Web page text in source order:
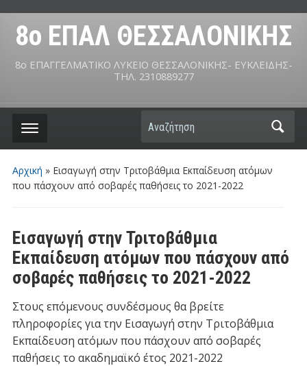
8ο ΕΠΑΛ ΘΕΣΣΑΛΟΝΙΚΗΣ
8ο ΕΠΑΓΓΕΛΜΑΤΙΚΟ ΛΥΚΕΙΟ ΘΕΣΣΑΛΟΝΙΚΗΣ- ΕΥΚΛΕΙΔΗΣ-
ΤΗΛ. 2310889277
Αναζήτηση
Αρχική » Εισαγωγή στην Τριτοβάθμια Εκπαίδευση ατόμων
που πάσχουν από σοβαρές παθήσεις το 2021-2022
Εισαγωγή στην Τριτοβάθμια
Εκπαίδευση ατόμων που πάσχουν από
σοβαρές παθήσεις το 2021-2022
Στους επόμενους συνδέσμους θα βρείτε
πληροφορίες για την Εισαγωγή στην Τριτοβάθμια
Εκπαίδευση ατόμων που πάσχουν από σοβαρές
παθήσεις το ακαδημαϊκό έτος 2021-2022